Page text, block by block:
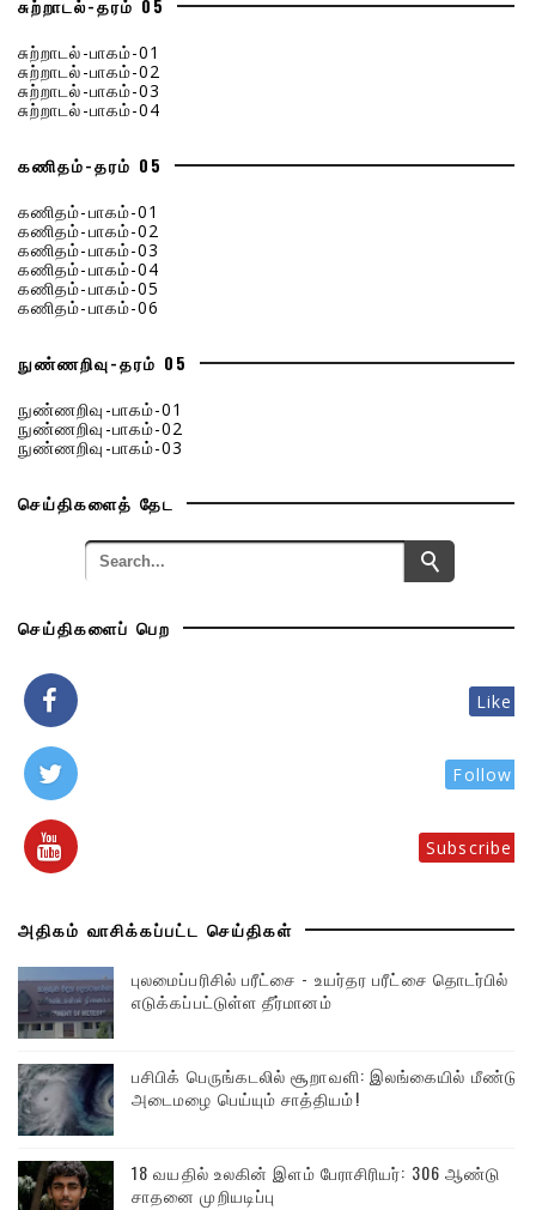
சுற்றாடல்-தரம் 05
சுற்றாடல்-பாகம்-01
சுற்றாடல்-பாகம்-02
சுற்றாடல்-பாகம்-03
சுற்றாடல்-பாகம்-04
கணிதம்-தரம் 05
கணிதம்-பாகம்-01
கணிதம்-பாகம்-02
கணிதம்-பாகம்-03
கணிதம்-பாகம்-04
கணிதம்-பாகம்-05
கணிதம்-பாகம்-06
நுண்ணறிவு-தரம் 05
நுண்ணறிவு-பாகம்-01
நுண்ணறிவு-பாகம்-02
நுண்ணறிவு-பாகம்-03
செய்திகளைத் தேட
செய்திகளைப் பெற
Like
Follow
Subscribe
அதிகம் வாசிக்கப்பட்ட செய்திகள்
புலமைப்பரிசில் பரீட்சை - உயர்தர பரீட்சை தொடர்பில்
எடுக்கப்பட்டுள்ள தீர்மானம்
பசிபிக் பெருங்கடலில் சூறாவளி: இலங்கையில் மீண்டும்
அடைமழை பெய்யும் சாத்தியம்!
18 வயதில் உலகின் இளம் பேராசிரியர்: 306 ஆண்டு
சாதனை முறியடிப்பு